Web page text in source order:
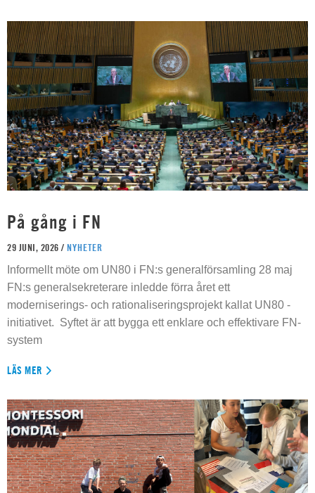
På gång i FN
29 JUNI, 2026 / NYHETER
Informellt möte om UN80 i FN:s generalförsamling 28 maj
FN:s generalsekreterare inledde förra året ett
moderniserings- och rationaliseringsprojekt kallat UN80 -
initiativet. Syftet är att bygga ett enklare och effektivare FN-
system
LÄS MER